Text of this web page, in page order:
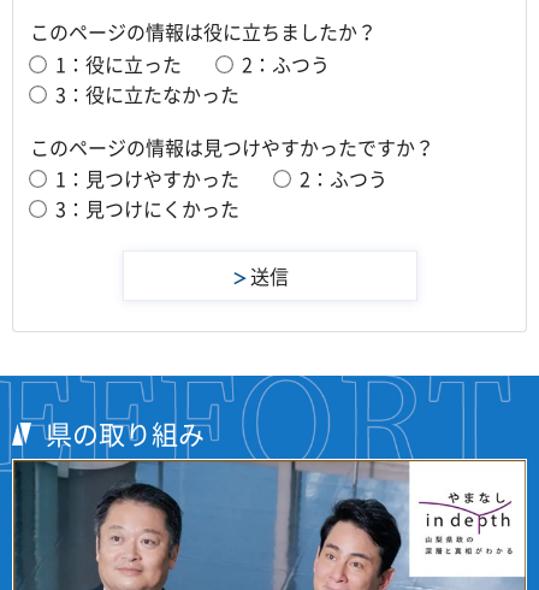
このページの情報は役に立ちましたか？
1：役に立った
2：ふつう
3：役に立たなかった
このページの情報は見つけやすかったですか？
1：見つけやすかった
2：ふつう
3：見つけにくかった
県の取り組み